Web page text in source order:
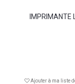
IMPRIMANTE
Ajouter à ma liste